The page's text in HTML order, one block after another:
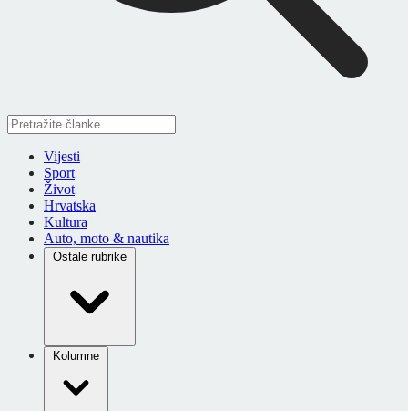
Vijesti
Sport
Život
Hrvatska
Kultura
Auto, moto & nautika
Ostale rubrike
Kolumne